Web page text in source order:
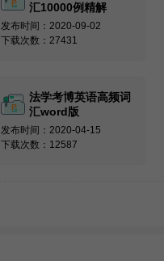
汇10000例精解
发布时间：2020-09-02
下载次数：27431
法学考博英语高频词
汇word版
发布时间：2020-04-15
下载次数：12587